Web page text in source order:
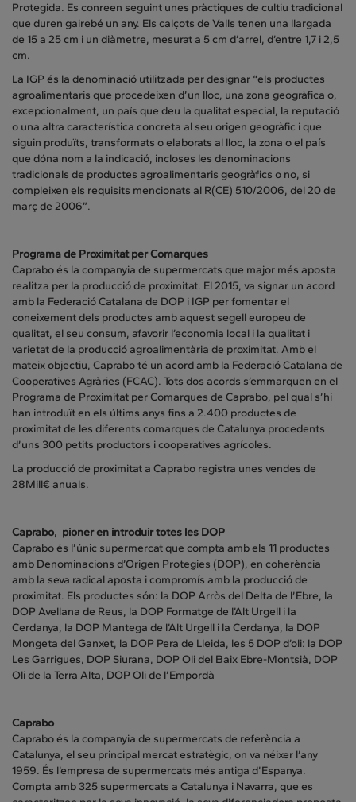
Protegida. Es conreen seguint unes pràctiques de cultiu tradicional
que duren gairebé un any. Els calçots de Valls tenen una llargada
de 15 a 25 cm i un diàmetre, mesurat a 5 cm d’arrel, d’entre 1,7 i 2,5
cm.
La IGP és la denominació utilitzada per designar “els productes
agroalimentaris que procedeixen d’un lloc, una zona geogràfica o,
excepcionalment, un país que deu la qualitat especial, la reputació
o una altra característica concreta al seu origen geogràfic i que
siguin produïts, transformats o elaborats al lloc, la zona o el país
que dóna nom a la indicació, incloses les denominacions
tradicionals de productes agroalimentaris geogràfics o no, si
compleixen els requisits mencionats al R(CE) 510/2006, del 20 de
març de 2006”.
Programa de Proximitat per Comarques
Caprabo és la companyia de supermercats que major més aposta
realitza per la producció de proximitat. El 2015, va signar un acord
amb la Federació Catalana de DOP i IGP per fomentar el
coneixement dels productes amb aquest segell europeu de
qualitat, el seu consum, afavorir l’economia local i la qualitat i
varietat de la producció agroalimentària de proximitat. Amb el
mateix objectiu, Caprabo té un acord amb la Federació Catalana de
Cooperatives Agràries (FCAC). Tots dos acords s’emmarquen en el
Programa de Proximitat per Comarques de Caprabo, pel qual s’hi
han introduït en els últims anys fins a 2.400 productes de
proximitat de les diferents comarques de Catalunya procedents
d’uns 300 petits productors i cooperatives agrícoles.
La producció de proximitat a Caprabo registra unes vendes de
28Mill€ anuals.
Caprabo, pioner en introduir totes les DOP
Caprabo és l’únic supermercat que compta amb els 11 productes
amb Denominacions d’Origen Protegies (DOP), en coherència
amb la seva radical aposta i compromís amb la producció de
proximitat. Els productes són: la DOP Arròs del Delta de l’Ebre, la
DOP Avellana de Reus, la DOP Formatge de l’Alt Urgell i la
Cerdanya, la DOP Mantega de l’Alt Urgell i la Cerdanya, la DOP
Mongeta del Ganxet, la DOP Pera de Lleida, les 5 DOP d’oli: la DOP
Les Garrigues, DOP Siurana, DOP Oli del Baix Ebre-Montsià, DOP
Oli de la Terra Alta, DOP Oli de l’Empordà
Caprabo
Caprabo és la companyia de supermercats de referència a
Catalunya, el seu principal mercat estratègic, on va néixer l’any
1959. És l’empresa de supermercats més antiga d’Espanya.
Compta amb 325 supermercats a Catalunya i Navarra, que es